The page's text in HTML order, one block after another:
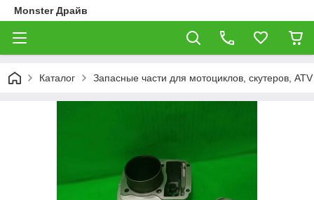
Monster Драйв
Каталог Запасные части для мотоциклов, скутеров, ATV